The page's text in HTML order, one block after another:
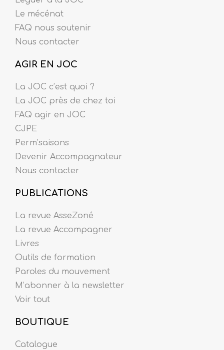
Le mécénat
FAQ nous soutenir
Nous contacter
AGIR EN JOC
La JOC c’est quoi ?
La JOC près de chez toi
FAQ agir en JOC
CJPE
Perm’saisons
Devenir Accompagnateur
Nous contacter
PUBLICATIONS
La revue AsseZoné
La revue Accompagner
Livres
Outils de formation
Paroles du mouvement
M’abonner à la newsletter
Voir tout
BOUTIQUE
Catalogue